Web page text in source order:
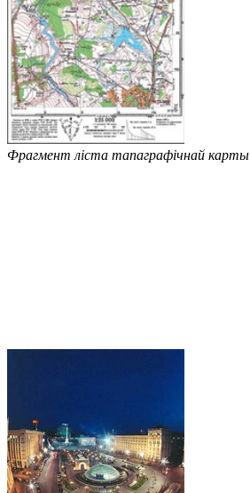
Фрагмент ліста тапаграфічнай карты